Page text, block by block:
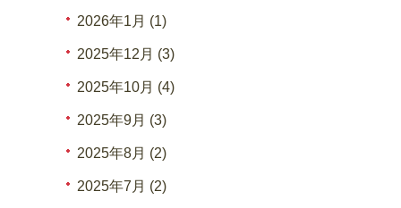
2026年1月 (1)
2025年12月 (3)
2025年10月 (4)
2025年9月 (3)
2025年8月 (2)
2025年7月 (2)